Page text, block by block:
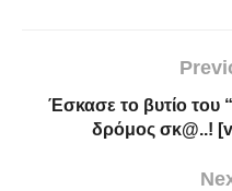
Έσκασε το βυτίο του
δρόμος σκ@..!